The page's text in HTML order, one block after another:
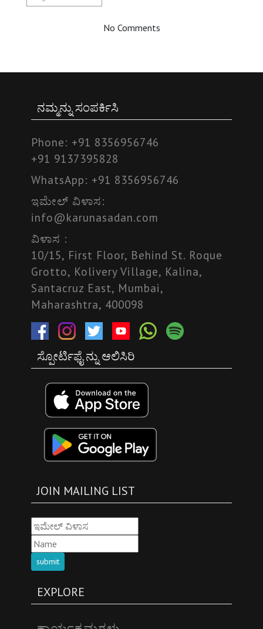
No Comments
ನಮ್ಮನ್ನು ಸಂಪರ್ಕಿಸಿ
Phone: +91 8356956746
+91 9137395828
WhatsApp: +91 8356956746
ಇಮೇಲ್ ವಿಳಾಸ:
info@karunasadan.com
ವಿಳಾಸ :
10/15, First Floor, Behind St. Roque
Grotto, Kolivery Village, Kalina,
Santacruz East, Mumbai,
Maharashtra, 400098
ಸ್ಪೋರ್ಟಿಫೈ ನ್ನು ಆಲಿಸಿರಿ
JOIN MAILING LIST
submit
EXPLORE